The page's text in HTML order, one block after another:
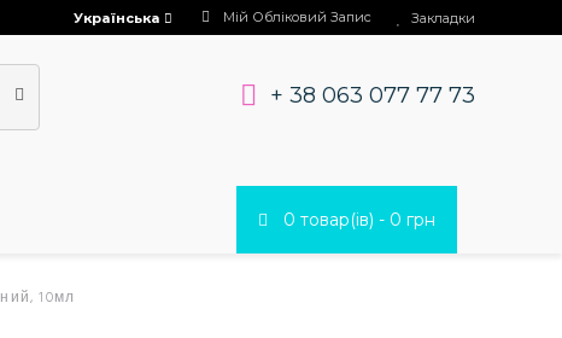
Закладки
Мій Обліковий Запис
Українська
+ 38 063 077 77 73
0 товар(ів) - 0 грн
10мл